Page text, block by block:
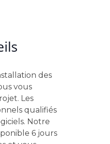
des
vous
Les
qualifiés
Notre
6 jours